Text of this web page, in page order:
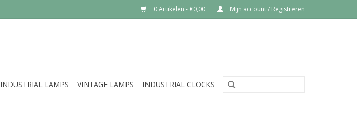
0 Artikelen - €0,00 Mijn account / Registreren
INDUSTRIAL LAMPS VINTAGE LAMPS INDUSTRIAL CLOCKS